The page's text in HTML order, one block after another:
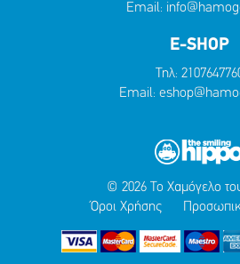
Email:
E-SHOP
Τηλ:
Email:
© 2026 Το Χαμόγελο
Όροι Χρήσης